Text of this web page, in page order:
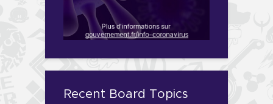
Recent Board Topics